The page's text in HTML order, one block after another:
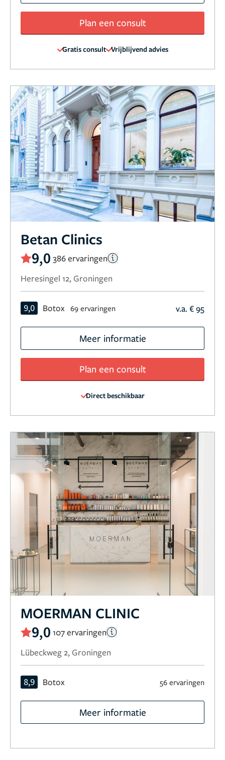
Plan een consult
Gratis consult Vrijblijvend advies
Betan Clinics
9,0 386 ervaringen
Heresingel 12, Groningen
9,0 Botox 69 ervaringen v.a. € 95
Meer informatie
Plan een consult
Direct beschikbaar
MOERMAN CLINIC
9,0 107 ervaringen
Lübeckweg 2, Groningen
8,9 Botox 56 ervaringen
Meer informatie